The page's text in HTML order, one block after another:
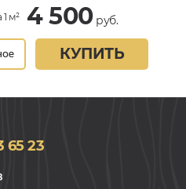
м² 4 500руб.
КУПИТЬ
65 23